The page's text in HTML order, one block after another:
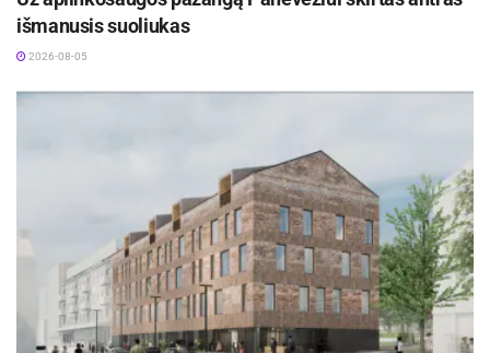
išmanusis suoliukas
2026-08-05